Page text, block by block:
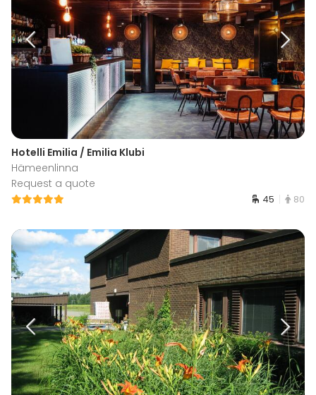
Hotelli Emilia / Emilia Klubi
Hämeenlinna
Request a quote
45 80